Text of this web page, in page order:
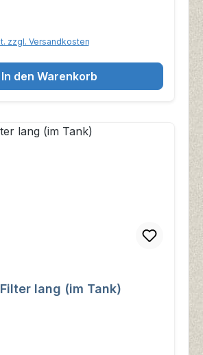
zzgl. Versandkosten
In den Warenkorb
lang (im Tank)